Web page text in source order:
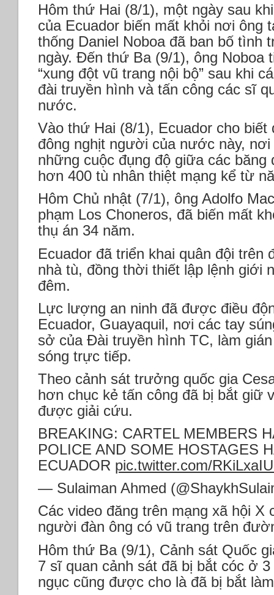
Hôm thứ Hai (8/1), một ngày sau khi
của Ecuador biến mất khỏi nơi ông
thống Daniel Noboa đã ban bố tình
ngày. Đến thứ Ba (9/1), ông Noboa
“xung đột vũ trang nội bộ” sau khi
đài truyền hình và tấn công các sĩ
nước.
Vào thứ Hai (8/1), Ecuador cho biết
đông nghịt người của nước này,
những cuộc đụng độ giữa các băng
hơn 400 tù nhân thiệt mạng kể từ
Hôm Chủ nhật (7/1), ông Adolfo
phạm Los Choneros, đã biến mất
thụ án 34 năm.
Ecuador đã triển khai quân đội trên
nhà tù, đồng thời thiết lập lệnh giới
đêm.
Lực lượng an ninh đã được điều
Ecuador, Guayaquil, nơi các tay
sở của Đài truyền hình TC, làm
sóng trực tiếp.
Theo cảnh sát trưởng quốc gia
hơn chục kẻ tấn công đã bị bắt giữ
được giải cứu.
BREAKING: CARTEL MEMBERS
POLICE AND SOME HOSTAGES
ECUADOR pic.twitter.com/
— Sulaiman Ahmed
Các video đăng trên mạng xã hội X
người đàn ông có vũ trang trên
Hôm thứ Ba (9/1), Cảnh sát Quốc
7 sĩ quan cảnh sát đã bị bắt cóc ở
ngục cũng được cho là đã bị bắt